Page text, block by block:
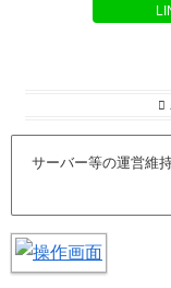
サーバー等の運営維